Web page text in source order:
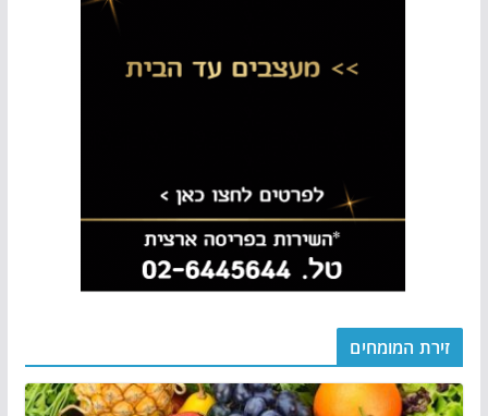
זירת המומחים